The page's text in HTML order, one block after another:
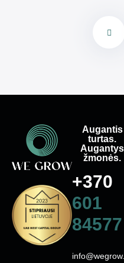
Augantis
turtas.
Augantys
žmonės.
+370
601
84577